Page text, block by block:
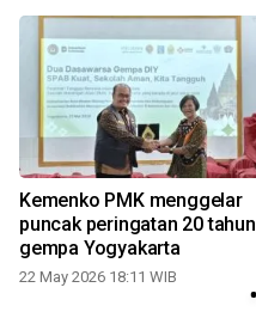
Kemenko PMK menggelar
puncak peringatan 20 tahun
gempa Yogyakarta
22 May 2026 18:11 WIB